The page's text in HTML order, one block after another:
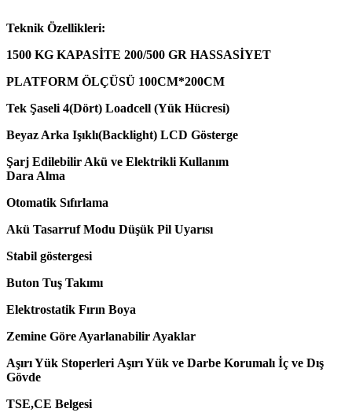
Teknik Özellikleri:
1500 KG KAPASİTE 200/500 GR HASSASİYET
PLATFORM ÖLÇÜSÜ 100CM*200CM
Tek Şaseli 4(Dört) Loadcell (Yük Hücresi)
Beyaz Arka Işıklı(Backlight) LCD Gösterge
Şarj Edilebilir Akü ve Elektrikli Kullanım
Dara Alma
Otomatik Sıfırlama
Akü Tasarruf Modu Düşük Pil Uyarısı
Stabil göstergesi
Buton Tuş Takımı
Elektrostatik Fırın Boya
Zemine Göre Ayarlanabilir Ayaklar
Aşırı Yük Stoperleri Aşırı Yük ve Darbe Korumalı İç ve Dış
Gövde
TSE,CE Belgesi